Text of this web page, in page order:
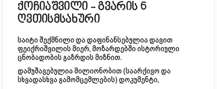
ქოჩიაშვილი - გვარის 6
ღვთისმსახური
საიტი შექმნილი და დაფინანსებულია დავით
ფეიქრიშვილის მიერ, მოზარდებში ისტორიული
ცნობადობის გაზრდის მიზნით.
დამუშავებულია მილიონობით (საარქივო და
სხვადასხვა გამომცემლების) დოკუმენტი,